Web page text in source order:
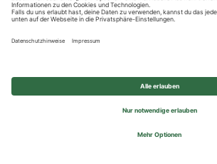
© 2026 REWE Group - All rights